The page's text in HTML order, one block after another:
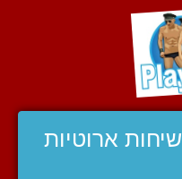
שיחות ארוטיות